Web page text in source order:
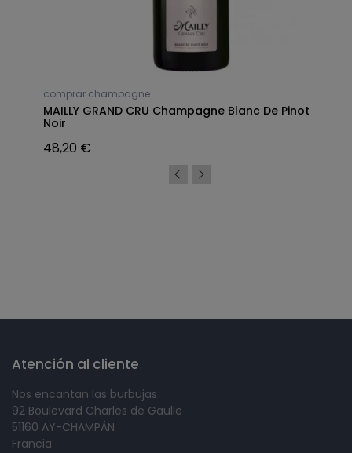
comprar champagne
MAILLY GRAND CRU Champagne Blanc De Pinot
Noir
48,20 €
Atención al cliente
Nos encantan las burbujas
92 Boulevard Charles de Gaulle
51160 AY-CHAMPÁN
Francia